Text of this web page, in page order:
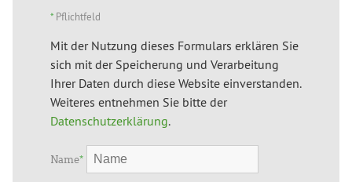
* Pflichtfeld
Mit der Nutzung dieses Formulars erklären Sie
sich mit der Speicherung und Verarbeitung
Ihrer Daten durch diese Website einverstanden.
Weiteres entnehmen Sie bitte der
Datenschutzerklärung.
Name*